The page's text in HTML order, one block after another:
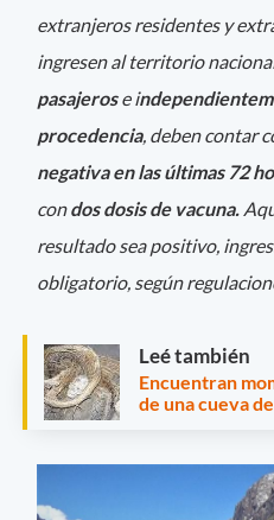
extranjeros residentes y
ingresen al territorio
pasajerose i
procedencia, deben contar
negativa en las últimas 72
condos dosis de vacuna.
resultado sea positivo,
obligatorio, según
Leé también
Encuentran
de una cueva